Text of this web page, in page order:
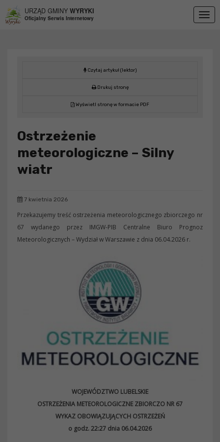
URZĄD GMINY WYRYKI
Oficjalny Serwis Internetowy
Czytaj artykuł (lektor)
Drukuj stronę
Wyświetl stronę w formacie PDF
Ostrzeżenie
meteorologiczne – Silny
wiatr
7 kwietnia 2026
Przekazujemy treść ostrzeżenia meteorologicznego zbiorczego nr
67 wydanego przez IMGW-PIB Centralne Biuro Prognoz
Meteorologicznych – Wydział w Warszawie z dnia 06.04.2026 r.
WOJEWÓDZTWO LUBELSKIE
OSTRZEŻENIA METEOROLOGICZNE ZBIORCZO NR 67
WYKAZ OBOWIĄZUJĄCYCH OSTRZEŻEŃ
o godz. 22:27 dnia 06.04.2026